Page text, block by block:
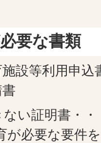
要な書類
施設等利用申
ない証明書・
が必要な要件